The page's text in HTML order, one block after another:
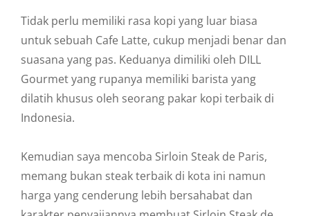
Tidak perlu memiliki rasa kopi yang luar biasa
untuk sebuah Cafe Latte, cukup menjadi benar dan
suasana yang pas. Keduanya dimiliki oleh DILL
Gourmet yang rupanya memiliki barista yang
dilatih khusus oleh seorang pakar kopi terbaik di
Indonesia.
Kemudian saya mencoba Sirloin Steak de Paris,
memang bukan steak terbaik di kota ini namun
harga yang cenderung lebih bersahabat dan